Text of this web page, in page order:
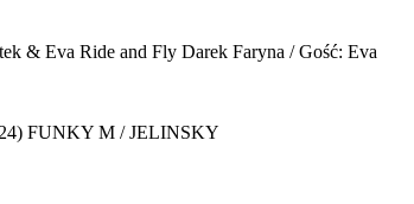
& Eva Ride and Fly Darek Faryna / Gość: Eva
FUNKY M / JELINSKY